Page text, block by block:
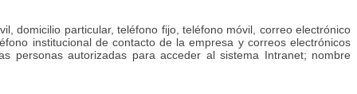
domicilio particular, teléfono fijo, teléfono móvil, correo electrónico
institucional de contacto de la empresa y correos electrónicos
personas autorizadas para acceder al sistema Intranet; nombre